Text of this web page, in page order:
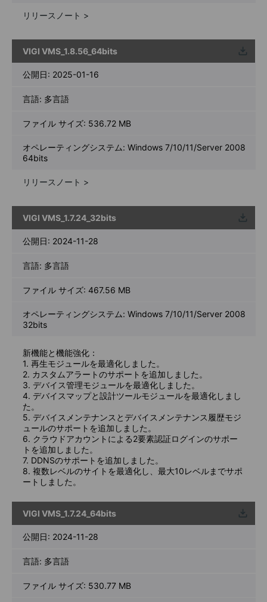
リリースノート >
VIGI VMS_1.8.56_64bits
ウンロ
ード
公開日: 2025-01-16
言語: 多言語
ファイル サイズ: 536.72 MB
オペレーティングシステム: Windows 7/10/11/Server 2008
64bits
リリースノート >
VIGI VMS_1.7.24_32bits
ウンロ
ード
公開日: 2024-11-28
言語: 多言語
ファイル サイズ: 467.56 MB
オペレーティングシステム: Windows 7/10/11/Server 2008
32bits
新機能と機能強化：
1. 再生モジュールを最適化しました。
2. カスタムアラートのサポートを追加しました。
3. デバイス管理モジュールを最適化しました。
4. デバイスマップと設計ツールモジュールを最適化しまし
た。
5. デバイスメンテナンスとデバイスメンテナンス履歴モジ
ュールのサポートを追加しました。
6. クラウドアカウントによる2要素認証ログインのサポー
トを追加しました。
7. DDNSのサポートを追加しました。
8. 複数レベルのサイトを最適化し、最大10レベルまでサポ
ートしました。
VIGI VMS_1.7.24_64bits
ウンロ
ード
公開日: 2024-11-28
言語: 多言語
ファイル サイズ: 530.77 MB